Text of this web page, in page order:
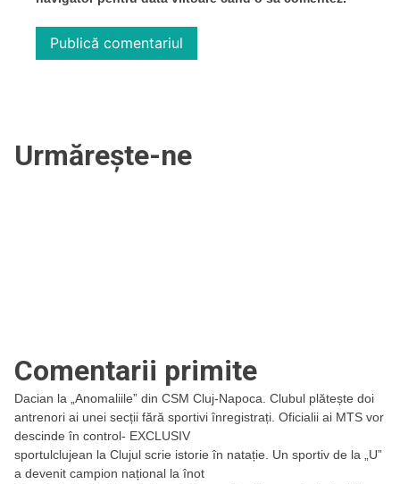
Urmărește-ne
Comentarii primite
Dacian la
„Anomaliile” din CSM Cluj-Napoca. Clubul plătește doi
antrenori ai unei secții fără sportivi înregistrați. Oficialii ai MTS vor
descinde în control- EXCLUSIV
sportulclujean la Clujul scrie istorie în natație. Un sportiv de la „U”
a devenit campion național la înot